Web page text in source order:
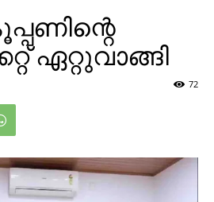
ഏറ്റുവാങ്ങി
72